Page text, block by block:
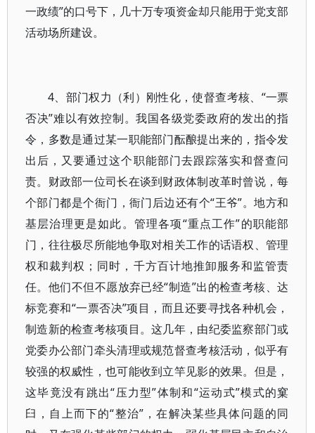
一政绩”的口号下，几十万专项资金却只能用于党支部
活动场所建设。
4、部门权力（利）刚性化，使督查考核、“一票
否决”难以有效控制。我国各级党委政府的发出的指
令，多数是通过某一职能部门酝酿提出来的，指令发
出后，又要通过这个职能部门去跟踪落实和督查问
责。财政部一位司长在谈到财政体制改革时曾说，每
个部门都是个衙门，衙门后边还有个“王爷”。地方和
基层治理更是如此。管理各项“重点工作”的职能部
门，往往极尽所能地争取对相关工作的话语权、管理
权和裁判权；同时，千方百计地推卸服务和监管责
任。他们不但不愿放弃已经“制造”出的检查考核、达
标竞赛和“一票否决”项目，而且还要寻找各种机会，
制造新的检查考核项目。这几年，由纪委监察部门或
党委办公部门牵头清理或规范督查考核活动，似乎有
较强的权威性，也可能收到立竿见影的效果。但是，
这毕竟没有跳出“压力型”体制和“运动式”模式的窠
臼，自上而下的“整治”，在解决某些具体问题的同